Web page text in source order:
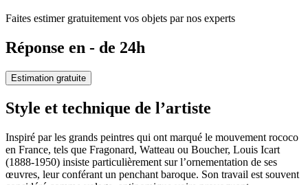
Faites estimer gratuitement vos objets par nos experts
Réponse en - de 24h
Estimation gratuite
Style et technique de l’artiste
Inspiré par les grands peintres qui ont marqué le mouvement rococo
en France, tels que Fragonard, Watteau ou Boucher, Louis Icart
(1888-1950) insiste particulièrement sur l’ornementation de ses
œuvres, leur conférant un penchant baroque. Son travail est souvent